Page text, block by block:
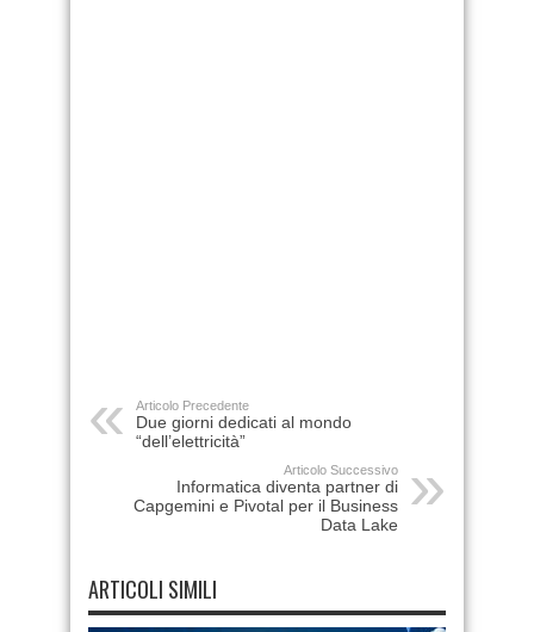
Articolo Precedente
Due giorni dedicati al mondo
“dell’elettricità”
Articolo Successivo
Informatica diventa partner di
Capgemini e Pivotal per il Business
Data Lake
ARTICOLI SIMILI